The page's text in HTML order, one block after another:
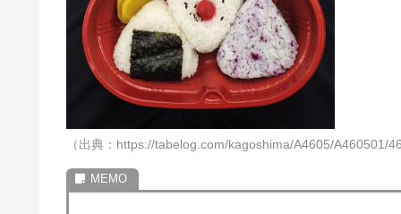
（出典：https://tabelog.com/kagoshima/A4605/A460501/